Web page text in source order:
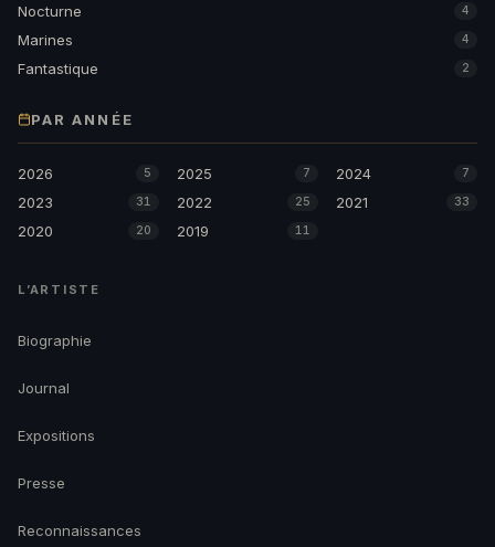
Nocturne 4
Marines 4
Fantastique 2
PAR ANNÉE
2026 5 2025 7 2024 7
2023 31 2022 25 2021 33
2020 20 2019 11
L’ARTISTE
Biographie
Journal
Expositions
Presse
Reconnaissances